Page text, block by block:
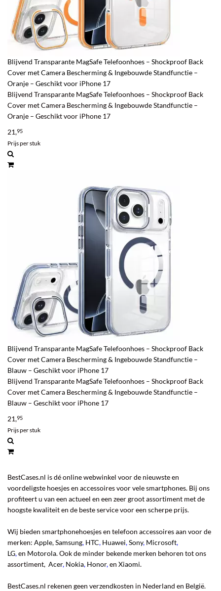
Blijvend Transparante MagSafe Telefoonhoes – Shockproof Back
Cover met Camera Bescherming & Ingebouwde Standfunctie –
Oranje – Geschikt voor iPhone 17
Blijvend Transparante MagSafe Telefoonhoes – Shockproof Back
Cover met Camera Bescherming & Ingebouwde Standfunctie –
Oranje – Geschikt voor iPhone 17
21,95
Prijs per stuk
Blijvend Transparante MagSafe Telefoonhoes – Shockproof Back
Cover met Camera Bescherming & Ingebouwde Standfunctie –
Blauw – Geschikt voor iPhone 17
Blijvend Transparante MagSafe Telefoonhoes – Shockproof Back
Cover met Camera Bescherming & Ingebouwde Standfunctie –
Blauw – Geschikt voor iPhone 17
21,95
Prijs per stuk
BestCases.nl is dé online webwinkel voor de nieuwste en
voordeligste hoesjes en accessoires voor vele smartphones. Bij ons
profiteert u van een actueel en een zeer groot assortiment met de
hoogste kwaliteit en de beste service voor een scherpe prijs.
Wij bieden smartphonehoesjes en telefoon accessoires aan voor de
merken: Apple,Samsung, HTC, Huawei,Sony, Microsoft,
LG,en Motorola. Ook de minder bekende merken behoren tot ons
assortiment, Acer, Nokia, Honor,en Xiaomi.
BestCases.nl rekenen geen verzendkosten in Nederland en België.